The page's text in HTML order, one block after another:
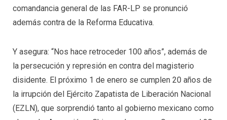
comandancia general de las FAR-LP se pronunció
además contra de la Reforma Educativa.
Y asegura: “Nos hace retroceder 100 años”, además de
la persecución y represión en contra del magisterio
disidente. El próximo 1 de enero se cumplen 20 años de
la irrupción del Ejército Zapatista de Liberación Nacional
(EZLN), que sorprendió tanto al gobierno mexicano como